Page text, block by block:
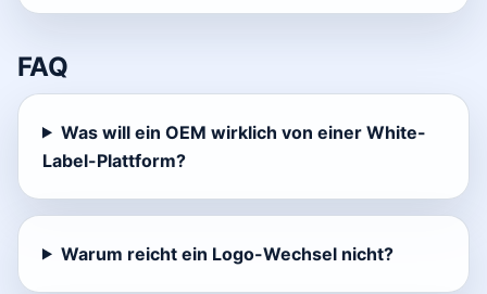
FAQ
Was will ein OEM wirklich von einer White-
Label-Plattform?
Warum reicht ein Logo-Wechsel nicht?